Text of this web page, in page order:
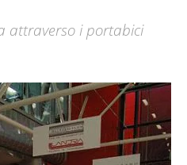
attraverso i portabici